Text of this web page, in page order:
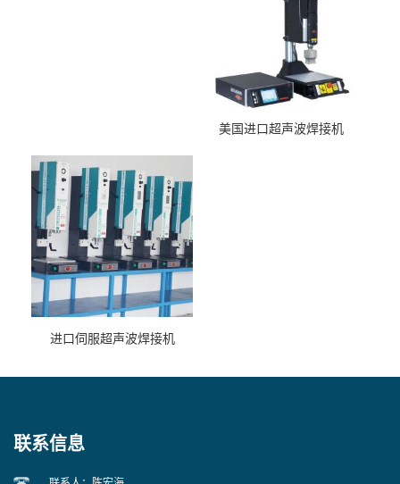
美国进口超声波焊接机
进口伺服超声波焊接机
联系信息